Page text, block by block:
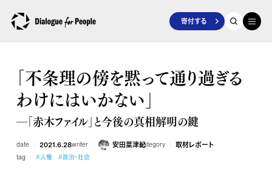
寄付する
「不条理の傍を黙って通り過ぎる
わけにはいかない」
―「赤木ファイル」と今後の真相解明の鍵
date 2021.6.28writer 安田菜津紀category 取材レポート
tag #人権 #政治・社会